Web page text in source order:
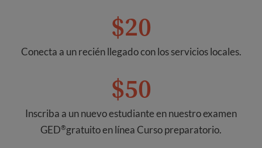
$20
Conecta a un recién llegado con los servicios locales.
$50
Inscriba a un nuevo estudiante en nuestro examen
GED®gratuito en línea Curso preparatorio.